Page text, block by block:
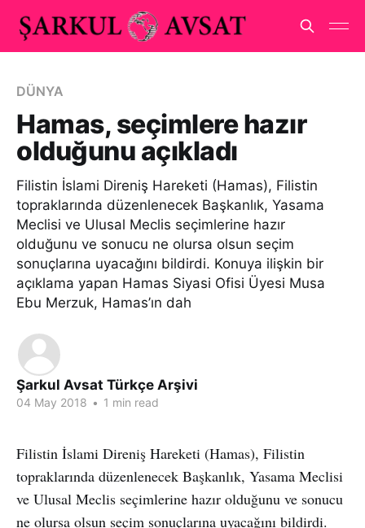
DÜNYA
Hamas, seçimlere hazır
olduğunu açıkladı
Filistin İslami Direniş Hareketi (Hamas), Filistin
topraklarında düzenlenecek Başkanlık, Yasama
Meclisi ve Ulusal Meclis seçimlerine hazır
olduğunu ve sonucu ne olursa olsun seçim
sonuçlarına uyacağını bildirdi. Konuya ilişkin bir
açıklama yapan Hamas Siyasi Ofisi Üyesi Musa
Ebu Merzuk, Hamas’ın dah
Şarkul Avsat Türkçe Arşivi
04 May 2018 • 1 min read
Filistin İslami Direniş Hareketi (Hamas), Filistin
topraklarında düzenlenecek Başkanlık, Yasama Meclisi
ve Ulusal Meclis seçimlerine hazır olduğunu ve sonucu
ne olursa olsun seçim sonuçlarına uyacağını bildirdi.